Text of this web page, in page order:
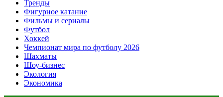
Тренды
Фигурное катание
Фильмы и сериалы
Футбол
Хоккей
Чемпионат мира по футболу 2026
Шахматы
Шоу-бизнес
Экология
Экономика